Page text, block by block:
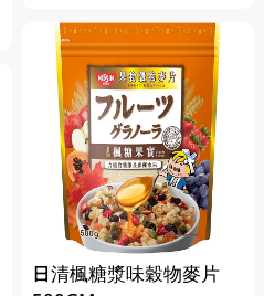
日清楓糖漿味穀物麥片